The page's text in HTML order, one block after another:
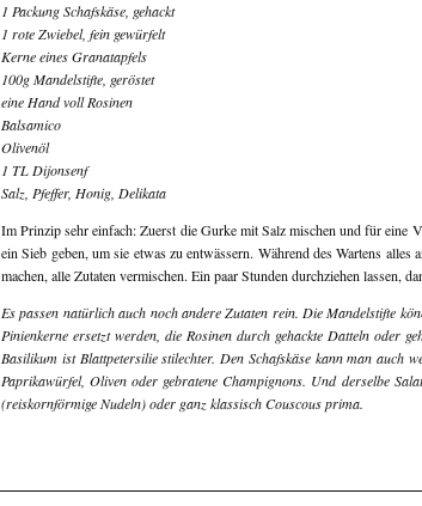
1 Packung Schafskäse, gehackt
1 rote Zwiebel, fein gewürfelt
Kerne eines Granatapfels
100g Mandelstifte, geröstet
eine Hand voll Rosinen
Balsamico
Olivenöl
1 TL Dijonsenf
Salz, Pfeffer, Honig, Delikata
Im Prinzip sehr einfach: Zuerst die Gurke mit Salz mischen und für eine
ein Sieb geben, um sie etwas zu entwässern. Während des Wartens alles
machen, alle Zutaten vermischen. Ein paar Stunden durchziehen lassen,
Es passen natürlich auch noch andere Zutaten rein. Die Mandelstifte
Pinienkerne ersetzt werden, die Rosinen durch gehackte Datteln oder
Basilikum ist Blattpetersilie stilechter. Den Schafskäse kann man auch
Paprikawürfel, Oliven oder gebratene Champignons. Und derselbe
(reiskornförmige Nudeln) oder ganz klassisch Couscous prima.